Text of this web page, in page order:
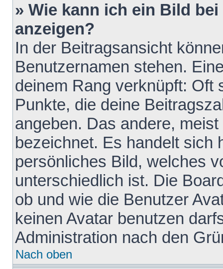
» Wie kann ich ein Bild
anzeigen?
In der Beitragsansicht
Benutzernamen stehen.
deinem Rang verknüpft: Oft
Punkte, die deine
angeben. Das andere,
bezeichnet. Es handelt sich
persönliches Bild, welches
unterschiedlich ist. Die
ob und wie die Benutzer
keinen Avatar benutzen
Administration nach den
Nach oben